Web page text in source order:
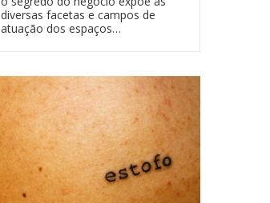
diversas facetas e campos de
atuação dos espaços…